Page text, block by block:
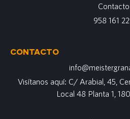
Contacto
958 161
CONTACTO
Visítanos aquí: C/ Arabial, 45,
Local 48 Planta 1,